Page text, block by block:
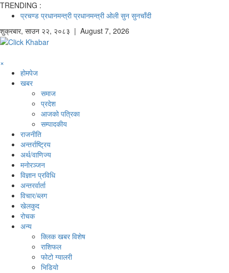
TRENDING :
प्रचण्ड प्रधानमन्त्री प्रधानमन्त्री ओली सुन सुनचाँदी
शुक्रबार, साउन २२, २०८३ | August 7, 2026
×
होमपेज
खबर
समाज
प्रदेश
आजको पत्रिका
सम्पादकीय
राजनीति
अन्तर्राष्ट्रिय
अर्थ/वाणिज्य
मनाेरञ्जन
विज्ञान प्रविधि
अन्तरर्वार्ता
विचार/ब्लग
खेलकुद
रोचक
अन्य
क्लिक खबर विशेष
राशिफल
फोटो ग्यालरी
भिडियो